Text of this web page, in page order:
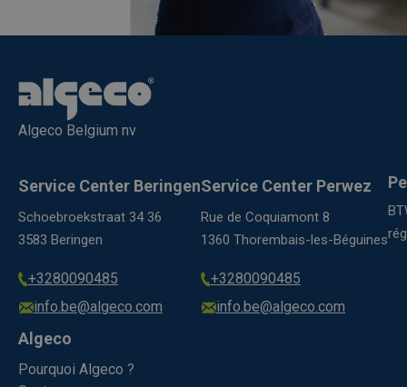
Algeco Belgium nv
Service Center Beringen
Schoebroekstraat 34 36
3583 Beringen
+3280090485
info.be@algeco.com
Service Center Perwez
Rue de Coquiamont 8
1360 Thorembais-les-Béguines
+3280090485
info.be@algeco.com
Algeco
Pourquoi Algeco ?